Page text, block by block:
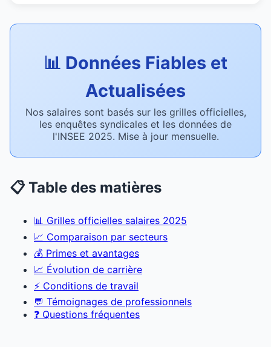
📊 Données Fiables et
Actualisées
Nos salaires sont basés sur les grilles officielles,
les enquêtes syndicales et les données de
l'INSEE 2025. Mise à jour mensuelle.
📋 Table des matières
📊 Grilles officielles salaires 2025
📈 Comparaison par secteurs
💰 Primes et avantages
📈 Évolution de carrière
⚡ Conditions de travail
💬 Témoignages de professionnels
❓ Questions fréquentes